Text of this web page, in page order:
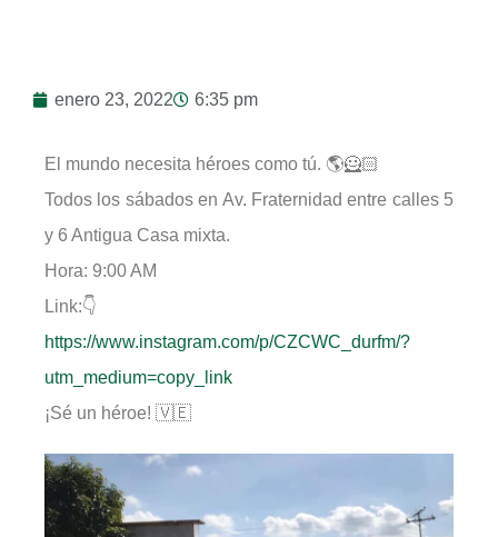
enero 23, 2022 6:35 pm
El mundo necesita héroes como tú. 🌎🦸🏻
Todos los sábados en Av. Fraternidad entre calles 5
y 6 Antigua Casa mixta.
Hora: 9:00 AM
Link:👇
https://www.instagram.com/p/CZCWC_durfm/?
utm_medium=copy_link
¡Sé un héroe! 🇻🇪